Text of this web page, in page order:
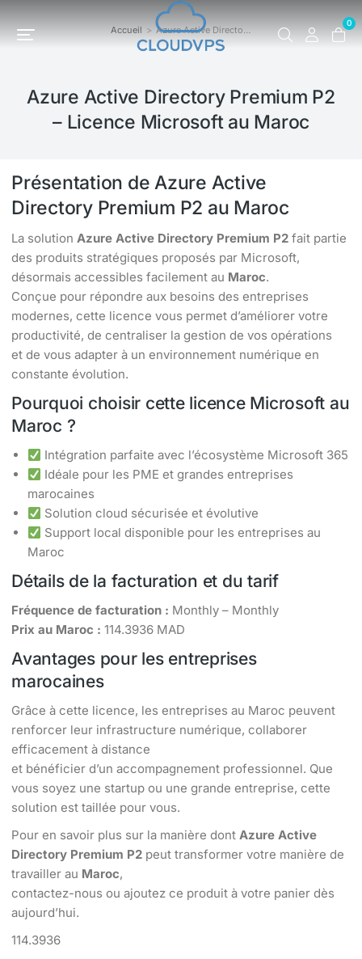
0
Vous êtes ici : Accueil Azure Active Directo…
Azure Active Directory Premium P2
– Licence Microsoft au Maroc
Présentation de Azure Active
Directory Premium P2 au Maroc
La solution Azure Active Directory Premium P2 fait partie
des produits stratégiques proposés par Microsoft,
désormais accessibles facilement au Maroc.
Conçue pour répondre aux besoins des entreprises
modernes, cette licence vous permet d’améliorer votre
productivité, de centraliser la gestion de vos opérations
et de vous adapter à un environnement numérique en
constante évolution.
Pourquoi choisir cette licence Microsoft au
Maroc ?
Intégration parfaite avec l’écosystème Microsoft 365
Idéale pour les PME et grandes entreprises
marocaines
Solution cloud sécurisée et évolutive
Support local disponible pour les entreprises au
Maroc
Détails de la facturation et du tarif
Fréquence de facturation : Monthly – Monthly
Prix au Maroc : 114.3936 MAD
Avantages pour les entreprises
marocaines
Grâce à cette licence, les entreprises au Maroc peuvent
renforcer leur infrastructure numérique, collaborer
efficacement à distance
et bénéficier d’un accompagnement professionnel. Que
vous soyez une startup ou une grande entreprise, cette
solution est taillée pour vous.
Pour en savoir plus sur la manière dont Azure Active
Directory Premium P2 peut transformer votre manière de
travailler au Maroc,
contactez-nous ou ajoutez ce produit à votre panier dès
aujourd’hui.
114.3936